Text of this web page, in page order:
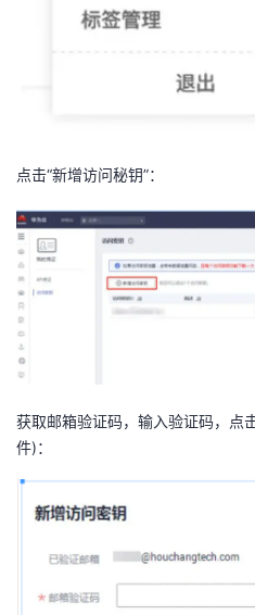
点击“新增访问秘钥”：
获取邮箱验证码，输入验证码，点
件)：